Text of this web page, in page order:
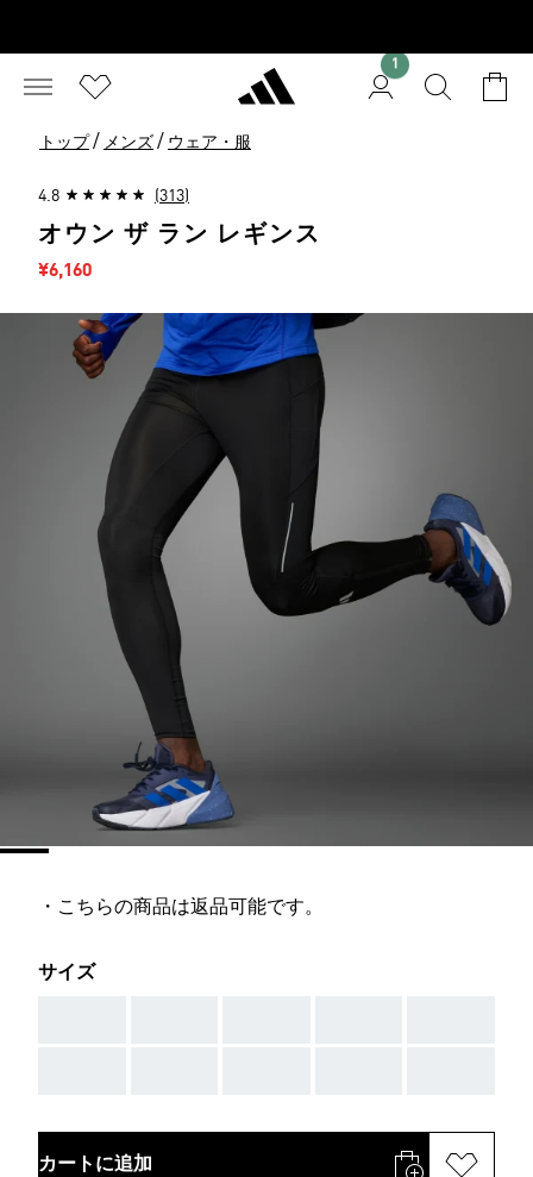
1
トップ / メンズ / ウェア・服
4.8 (313)
オウン ザ ラン レギンス
セール価格
¥6,160
・こちらの商品は返品可能です。
サイズ
カートに追加